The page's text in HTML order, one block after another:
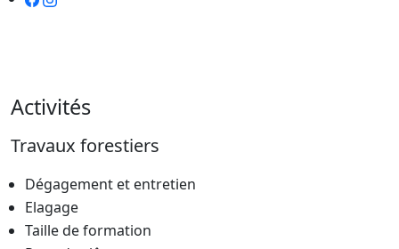
Activités
Travaux forestiers
Dégagement et entretien
Elagage
Taille de formation